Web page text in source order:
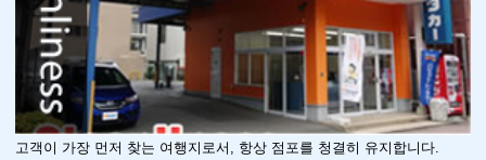
고객이 가장 먼저 찾는 여행지로서, 항상 점포를 청결히 유지합니다.